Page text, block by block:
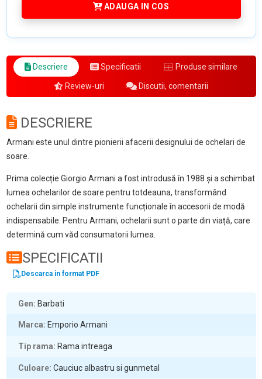
ADAUGA IN COS
Descriere Specificatii Produse similare
Review-uri Discutii, comentarii
DESCRIERE
Armani este unul dintre pionierii afacerii designului de ochelari de
soare.
Prima colecție Giorgio Armani a fost introdusă în 1988 și a schimbat
lumea ochelarilor de soare pentru totdeauna, transformând
ochelarii din simple instrumente funcționale în accesorii de modă
indispensabile. Pentru Armani, ochelarii sunt o parte din viață, care
determină cum văd consumatorii lumea.
SPECIFICATII
Descarca in format PDF
Gen Barbati
Marca Emporio Armani
Tip rama Rama intreaga
Culoare Cauciuc albastru si gunmetal